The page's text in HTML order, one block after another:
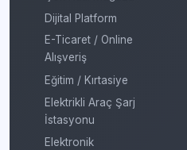
Dijital Platform
E-Ticaret / Online
Alışveriş
Eğitim / Kırtasiye
Elektrikli Araç Şarj
İstasyonu
Elektronik